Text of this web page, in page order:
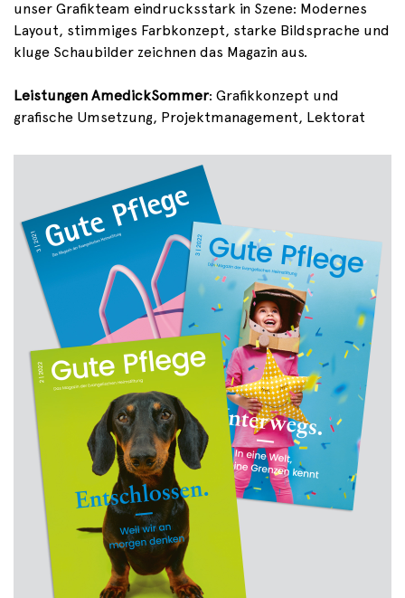
unser Grafikteam eindrucksstark in Szene: Modernes
Layout, stimmiges Farbkonzept, starke Bildsprache und
kluge Schaubilder zeichnen das Magazin aus.
Leistungen AmedickSommer: Grafikkonzept und
grafische Umsetzung, Projektmanagement, Lektorat